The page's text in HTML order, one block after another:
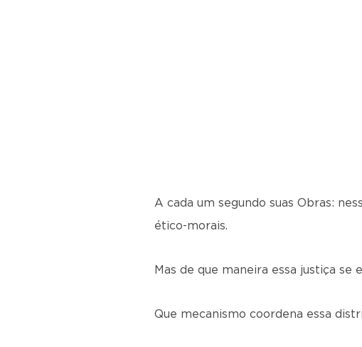
A cada um segundo suas Obras:
ético-morais.
Mas de que maneira essa justiça se
Que mecanismo coordena essa